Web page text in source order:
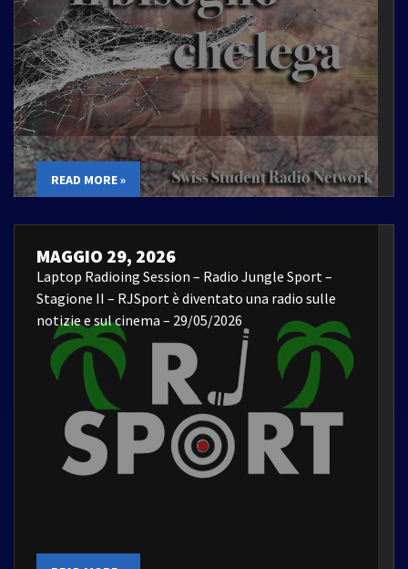
READ MORE »
MAGGIO 29, 2026
Laptop Radioing Session – Radio Jungle Sport –
Stagione II – RJSport è diventato una radio sulle
notizie e sul cinema – 29/05/2026